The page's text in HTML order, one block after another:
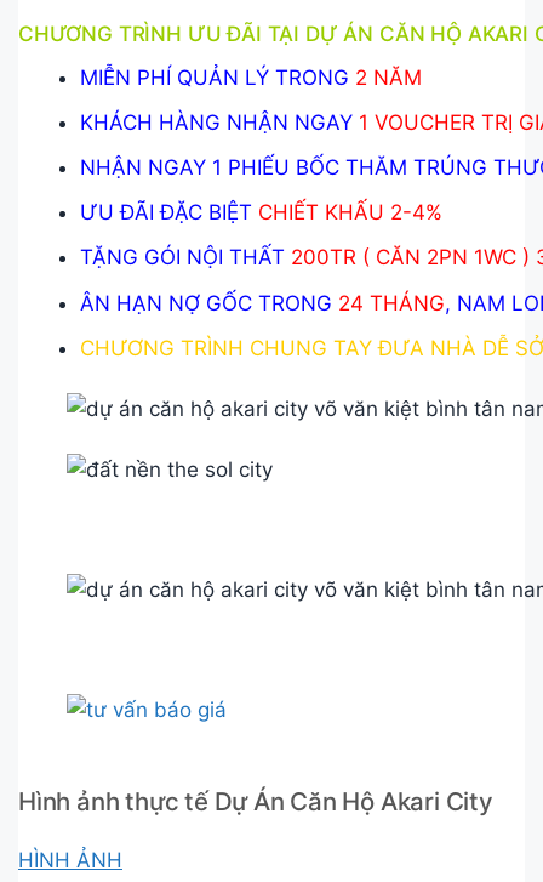
CHƯƠNG TRÌNH ƯU ĐÃI TẠI DỰ ÁN CĂN HỘ AKARI
MIỄN PHÍ QUẢN LÝ TRONG 2 NĂM
KHÁCH HÀNG NHẬN NGAY 1 VOUCHER TRỊ
NHẬN NGAY 1 PHIẾU BỐC THĂM TRÚNG
ƯU ĐÃI ĐẶC BIỆT CHIẾT KHẤU 2-4%
TẶNG GÓI NỘI THẤT 200TR ( CĂN 2PN 1WC )
ÂN HẠN NỢ GỐC TRONG 24 THÁNG, NAM
CHƯƠNG TRÌNH CHUNG TAY ĐƯA NHÀ DỄ
Hình ảnh thực tế Dự Án Căn Hộ Akari City
HÌNH ẢNH